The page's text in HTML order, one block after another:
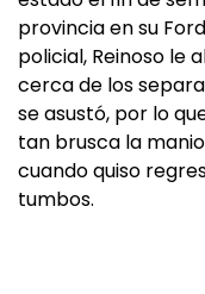
provincia en su
policial, Reinoso le
cerca de los
se asustó, por lo
tan brusca la
cuando quiso
tumbos.